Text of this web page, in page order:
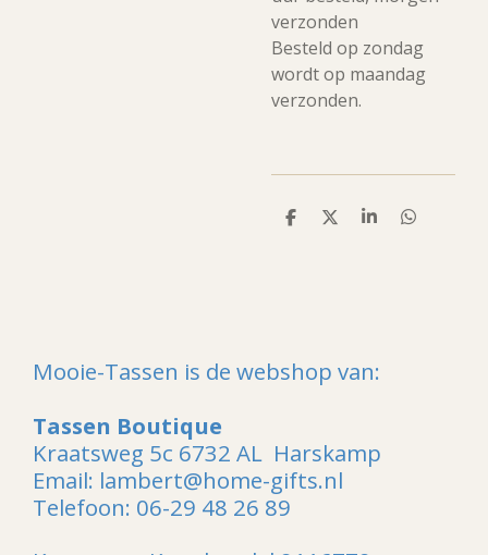
verzonden
Besteld op zondag
wordt op maandag
verzonden.
D
D
S
D
Mooie-Tassen is de webshop van:
Tassen Boutique
Kraatsweg 5c 6732 AL Harskamp
Email: lambert@home-gifts.nl
Telefoon: 06-29 48 26 89